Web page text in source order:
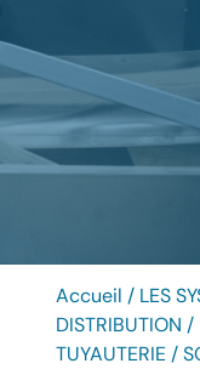
Accueil / LES
DISTRIBUTION /
TUYAUTERIE/